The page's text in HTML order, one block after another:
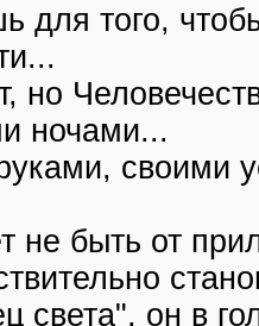
для того,
но
ночами...
своими
не быть от
света", он в